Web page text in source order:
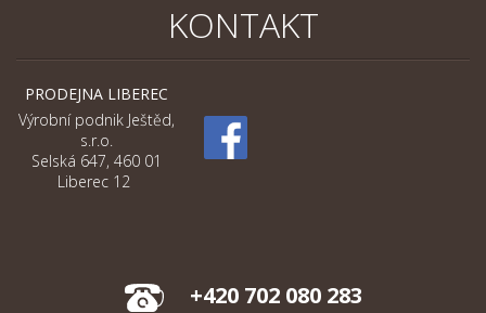
KONTAKT
PRODEJNA LIBEREC
Výrobní podnik Ještěd,
s.r.o.
Selská 647, 460 01
Liberec 12
+420 702 080 283